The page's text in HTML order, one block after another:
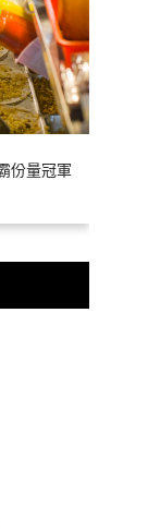
份量冠軍